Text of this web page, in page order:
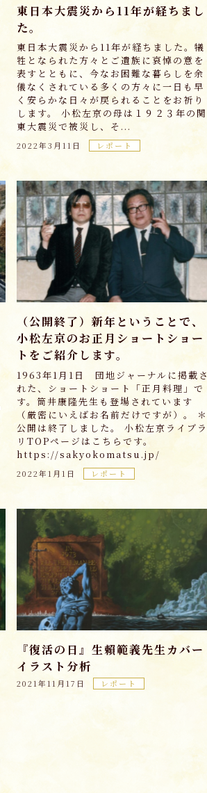
東日本大震災から11年が経ちまし
た。
東日本大震災から11年が経ちました。犠
牲となられた方々とご遺族に哀悼の意を
表すとともに、今なお困難な暮らしを余
儀なくされている多くの方々に一日も早
く安らかな日々が戻られることをお祈り
します。 小松左京の母は１９２３年の関
東大震災で被災し、そ...
2022年3月11日 レポート
（公開終了）新年ということで、
小松左京のお正月ショートショー
トをご紹介します。
1963年1月1日 団地ジャーナルに掲載さ
れた、ショートショート「正月料理」で
す。筒井康隆先生も登場されています
（厳密にいえばお名前だけですが）。 ＊
公開は終了しました。 小松左京ライブラ
リTOPページはこちらです。
https://sakyokomatsu.jp/
2022年1月1日 レポート
『復活の日』生賴範義先生カバー
イラスト分析
2021年11月17日 レポート